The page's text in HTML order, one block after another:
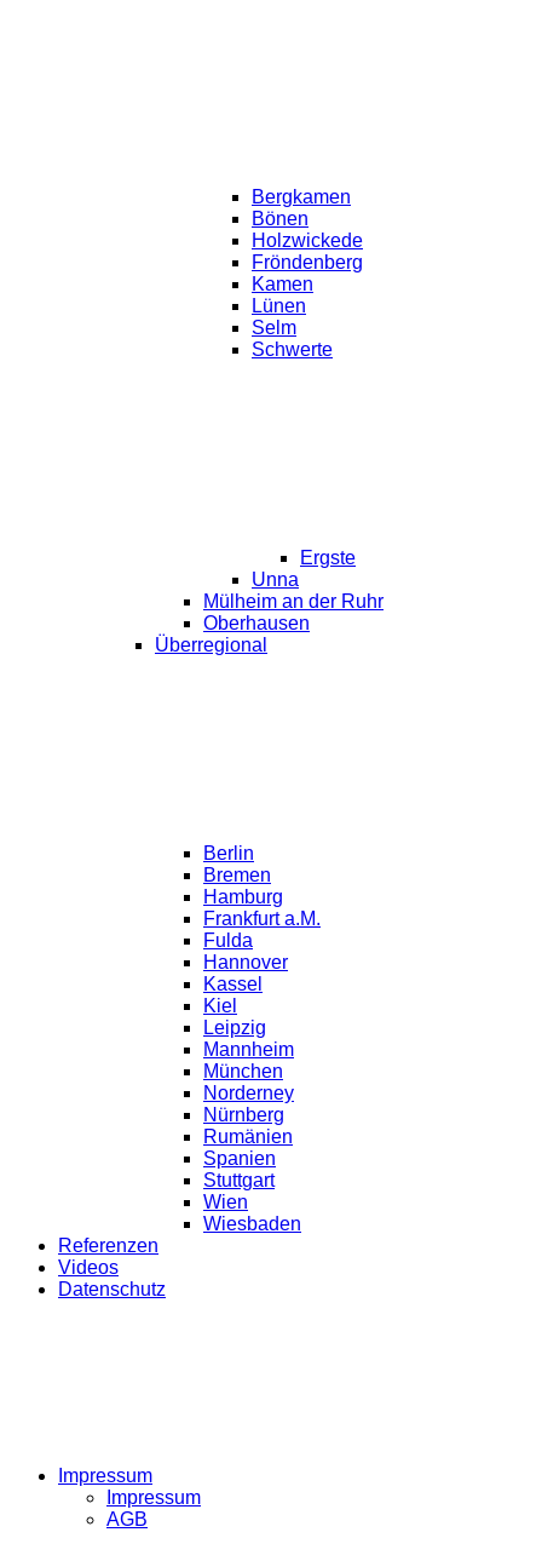
Bergkamen
Bönen
Holzwickede
Fröndenberg
Kamen
Lünen
Selm
Schwerte
Ergste
Unna
Mülheim an der Ruhr
Oberhausen
Überregional
Berlin
Bremen
Hamburg
Frankfurt a.M.
Fulda
Hannover
Kassel
Kiel
Leipzig
Mannheim
München
Norderney
Nürnberg
Rumänien
Spanien
Stuttgart
Wien
Wiesbaden
Referenzen
Videos
Datenschutz
Impressum
Impressum
AGB